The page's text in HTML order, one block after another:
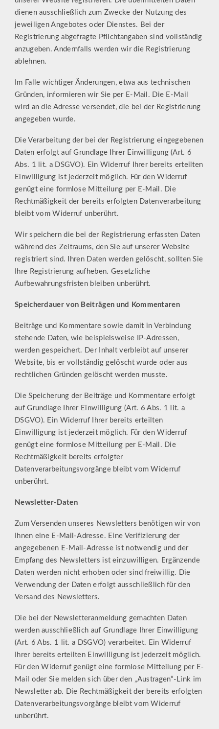
dienen ausschließlich zum Zwecke der Nutzung des
jeweiligen Angebotes oder Dienstes. Bei der
Registrierung abgefragte Pflichtangaben sind vollständig
anzugeben. Andernfalls werden wir die Registrierung
ablehnen.
Im Falle wichtiger Änderungen, etwa aus technischen
Gründen, informieren wir Sie per E-Mail. Die E-Mail
wird an die Adresse versendet, die bei der Registrierung
angegeben wurde.
Die Verarbeitung der bei der Registrierung eingegebenen
Daten erfolgt auf Grundlage Ihrer Einwilligung (Art. 6
Abs. 1 lit. a DSGVO). Ein Widerruf Ihrer bereits erteilten
Einwilligung ist jederzeit möglich. Für den Widerruf
genügt eine formlose Mitteilung per E-Mail. Die
Rechtmäßigkeit der bereits erfolgten Datenverarbeitung
bleibt vom Widerruf unberührt.
Wir speichern die bei der Registrierung erfassten Daten
während des Zeitraums, den Sie auf unserer Website
registriert sind. Ihren Daten werden gelöscht, sollten Sie
Ihre Registrierung aufheben. Gesetzliche
Aufbewahrungsfristen bleiben unberührt.
Speicherdauer von Beiträgen und Kommentaren
Beiträge und Kommentare sowie damit in Verbindung
stehende Daten, wie beispielsweise IP-Adressen,
werden gespeichert. Der Inhalt verbleibt auf unserer
Website, bis er vollständig gelöscht wurde oder aus
rechtlichen Gründen gelöscht werden musste.
Die Speicherung der Beiträge und Kommentare erfolgt
auf Grundlage Ihrer Einwilligung (Art. 6 Abs. 1 lit. a
DSGVO). Ein Widerruf Ihrer bereits erteilten
Einwilligung ist jederzeit möglich. Für den Widerruf
genügt eine formlose Mitteilung per E-Mail. Die
Rechtmäßigkeit bereits erfolgter
Datenverarbeitungsvorgänge bleibt vom Widerruf
unberührt.
Newsletter-Daten
Zum Versenden unseres Newsletters benötigen wir von
Ihnen eine E-Mail-Adresse. Eine Verifizierung der
angegebenen E-Mail-Adresse ist notwendig und der
Empfang des Newsletters ist einzuwilligen. Ergänzende
Daten werden nicht erhoben oder sind freiwillig. Die
Verwendung der Daten erfolgt ausschließlich für den
Versand des Newsletters.
Die bei der Newsletteranmeldung gemachten Daten
werden ausschließlich auf Grundlage Ihrer Einwilligung
(Art. 6 Abs. 1 lit. a DSGVO) verarbeitet. Ein Widerruf
Ihrer bereits erteilten Einwilligung ist jederzeit möglich.
Für den Widerruf genügt eine formlose Mitteilung per E-
Mail oder Sie melden sich über den „Austragen“-Link im
Newsletter ab. Die Rechtmäßigkeit der bereits erfolgten
Datenverarbeitungsvorgänge bleibt vom Widerruf
unberührt.